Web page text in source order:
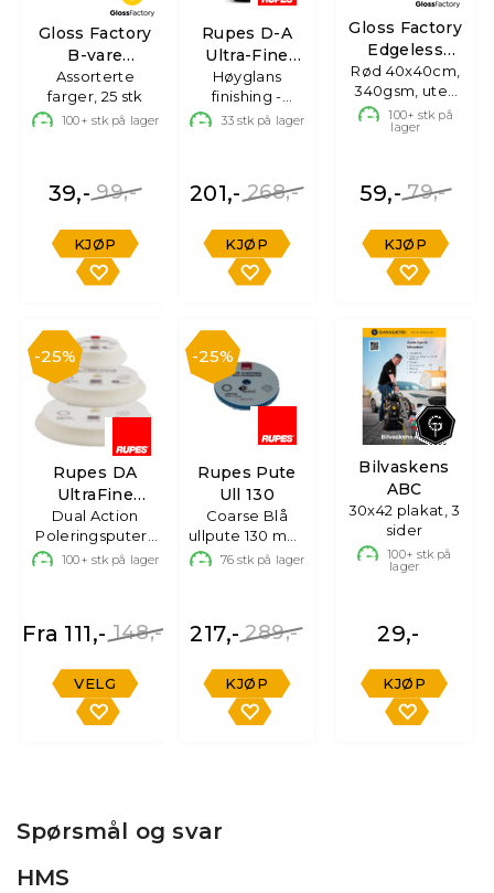
Gloss Factory
B-vare
Mikrofiberkluter
Assorterte
farger, 25 stk
100+ stk på lager
99,-
39,-
KJØP
Rupes D-A
Ultra-Fine
Polish
Høyglans
finishing -
perfekt lakk,
33stk på lager
268,-
201,-
KJØP
Gloss Factory
Edgeless
Mikrofiberklut
Rød 40x40cm,
340gsm, uten
søm
100+ stk på
lager
79,-
59,-
KJØP
25%
Rupes DA
UltraFine
Poleringsputer
Dual Action
Poleringsputer i
skum
100+ stk på lager
148,-
Fra 111,-
VELG
25%
Rupes Pute
Ull 130
Coarse Blå
ullpute 130 mm,
1 stk.
76stk på lager
289,-
217,-
KJØP
Bilvaskens
ABC
30x42 plakat, 3
sider
100+ stk på
lager
29,-
KJØP
Spørsmål og svar
HMS